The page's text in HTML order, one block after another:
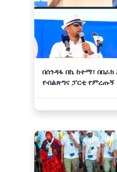
በሰንዳፋ በኬ ከተማ፣
የብልጽግና ፓርቲ